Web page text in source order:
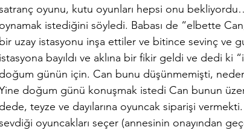
oyunu, kutu oyunları hepsi onu
oynamak istediğini söyledi. Babası de “elbette
bir uzay istasyonu inşa ettiler ve bitince sevinç ve
istasyona bayıldı ve aklına bir fikir geldi ve dedi ki
doğum günün için. Can bunu düşünmemişti, neden
doğum günü konuşmak istedi Can bunun
dede, teyze ve dayılarına oyuncak siparişi
oyuncakları seçer (annesinin onayından